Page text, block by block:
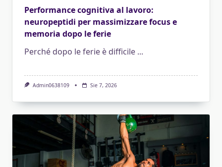
Performance cognitiva al lavoro:
neuropeptidi per massimizzare focus e
memoria dopo le ferie
Perché dopo le ferie è difficile ...
Admin0638109 Sie 7, 2026